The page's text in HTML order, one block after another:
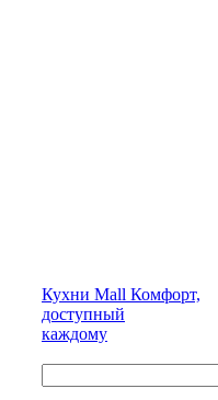
Кухни Mall Комфорт,
доступный
каждому